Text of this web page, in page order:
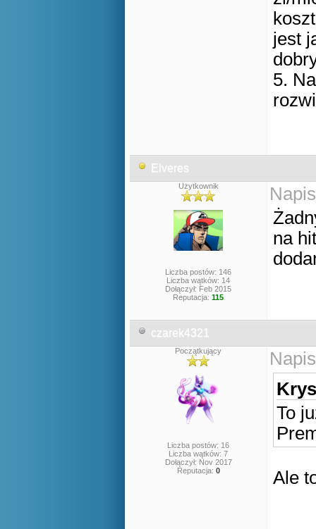
jest
5.
Elveres
Użytkownik
Liczba postów: 146
Liczba wątków: 14
Dołączył: Feb 2015
Reputacja: 115
na
czarek4321
Początkujący
Liczba postów: 16
Liczba wątków: 7
Dołączył: Nov 2017
Reputacja: 0
To
Ale